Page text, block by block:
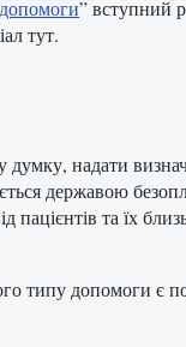
” вступний
тут.
надати
державою
та їх
типу допомоги є